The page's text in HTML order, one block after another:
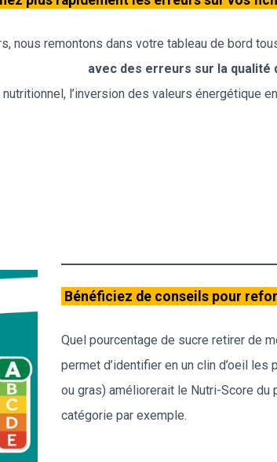
nous remontons dans votre tableau de bord
avec des erreurs sur la qualité
l’inversion des valeurs énergétique
Bénéficiez de conseils pour
Quel pourcentage de sucre retirer de
permet d’identifier en un clin d’oeil
ou gras) améliorerait le Nutri-Score
catégorie par exemple.